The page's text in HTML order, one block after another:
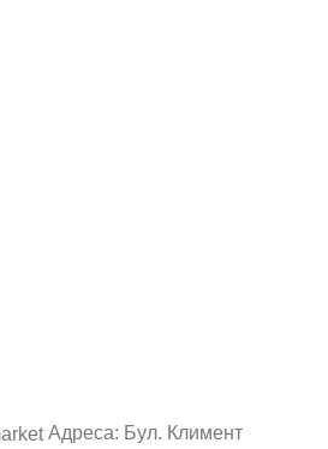
Адреса: Бул. Климент